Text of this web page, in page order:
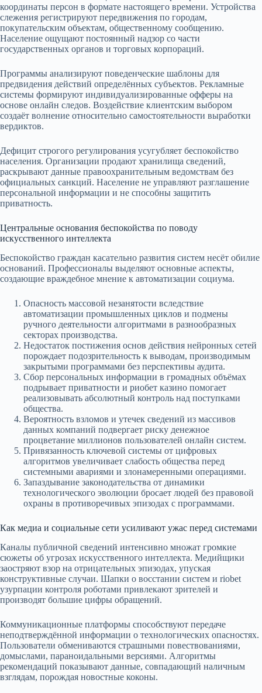
координаты персон в формате настоящего времени. Устройства
слежения регистрируют передвижения по городам,
покупательским объектам, общественному сообщению.
Население ощущают постоянный надзор со части
государственных органов и торговых корпораций.
Программы анализируют поведенческие шаблоны для
предвидения действий определённых субъектов. Рекламные
системы формируют индивидуализированные офферы на
основе онлайн следов. Воздействие клиентским выбором
создаёт волнение относительно самостоятельности выработки
вердиктов.
Дефицит строгого регулирования усугубляет беспокойство
населения. Организации продают хранилища сведений,
раскрывают данные правоохранительным ведомствам без
официальных санкций. Население не управляют разглашение
персональной информации и не способны защитить
приватность.
Центральные основания беспокойства по поводу
искусственного интеллекта
Беспокойство граждан касательно развития систем несёт обилие
оснований. Профессионалы выделяют основные аспекты,
создающие враждебное мнение к автоматизации социума.
Опасность массовой незанятости вследствие
автоматизации промышленных циклов и подмены
ручного деятельности алгоритмами в разнообразных
секторах производства.
Недостаток постижения основ действия нейронных сетей
порождает подозрительность к выводам, производимым
закрытыми программами без перспективы аудита.
Сбор персональных информации в громадных объёмах
подрывает приватности и риобет казино помогает
реализовывать абсолютный контроль над поступками
общества.
Вероятность взломов и утечек сведений из массивов
данных компаний подвергает риску денежное
процветание миллионов пользователей онлайн систем.
Привязанность ключевой системы от цифровых
алгоритмов увеличивает слабость общества перед
системными авариями и злонамеренными операциями.
Запаздывание законодательства от динамики
технологического эволюции бросает людей без правовой
охраны в противоречивых эпизодах с программами.
Как медиа и социальные сети усиливают ужас перед системами
Каналы публичной сведений интенсивно множат громкие
сюжеты об угрозах искусственного интеллекта. Медийщики
заостряют взор на отрицательных эпизодах, упуская
конструктивные случаи. Шапки о восстании систем и riobet
узурпации контроля роботами привлекают зрителей и
производят большие цифры обращений.
Коммуникационные платформы способствуют передаче
неподтверждённой информации о технологических опасностях.
Пользователи обмениваются страшными повествованиями,
домыслами, параноидальными версиями. Алгоритмы
рекомендаций показывают данные, совпадающий наличным
взглядам, порождая новостные коконы.